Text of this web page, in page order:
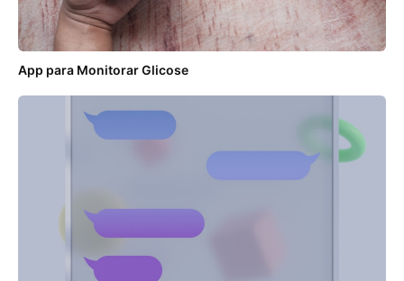
App para Monitorar Glicose